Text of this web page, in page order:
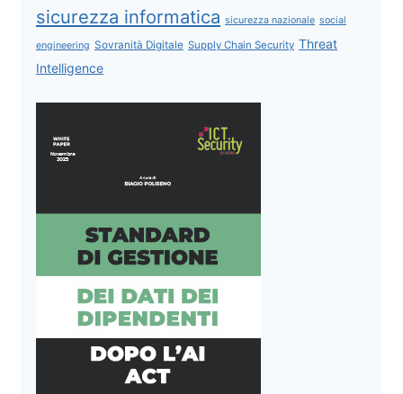
sicurezza informatica sicurezza nazionale social
engineering Sovranità Digitale Supply Chain Security Threat
Intelligence